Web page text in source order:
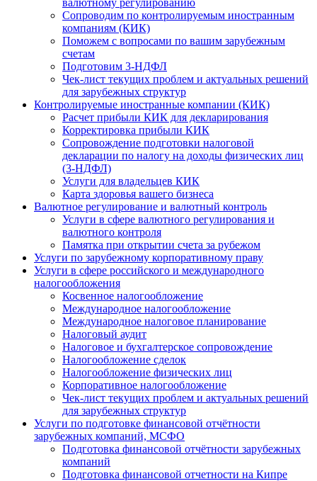
валютному регулированию
Сопроводим по контролируемым иностранным
компаниям (КИК)
Поможем с вопросами по вашим зарубежным
счетам
Подготовим 3-НДФЛ
Чек-лист текущих проблем и актуальных решений
для зарубежных структур
Контролируемые иностранные компании (КИК)
Расчет прибыли КИК для декларирования
Корректировка прибыли КИК
Сопровождение подготовки налоговой
декларации по налогу на доходы физических лиц
(3-НДФЛ)
Услуги для владельцев КИК
Карта здоровья вашего бизнеса
Валютное регулирование и валютный контроль
Услуги в сфере валютного регулирования и
валютного контроля
Памятка при открытии счета за рубежом
Услуги по зарубежному корпоративному праву
Услуги в сфере российского и международного
налогообложения
Косвенное налогообложение
Международное налогообложение
Международное налоговое планирование
Налоговый аудит
Налоговое и бухгалтерское сопровождение
Налогообложение сделок
Налогообложение физических лиц
Корпоративное налогообложение
Чек-лист текущих проблем и актуальных решений
для зарубежных структур
Услуги по подготовке финансовой отчётности
зарубежных компаний, МСФО
Подготовка финансовой отчётности зарубежных
компаний
Подготовка финансовой отчетности на Кипре